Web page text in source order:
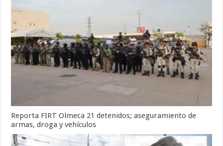
Reporta FIRT Olmeca 21 detenidos; aseguramiento de
armas, droga y vehículos